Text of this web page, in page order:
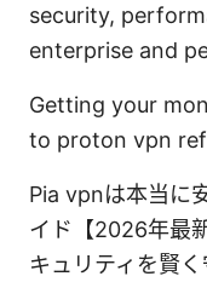
security,
enterprise and
Getting your
to proton vpn
Pia vpnは本当に
イド【2026年最
キュリティを賢